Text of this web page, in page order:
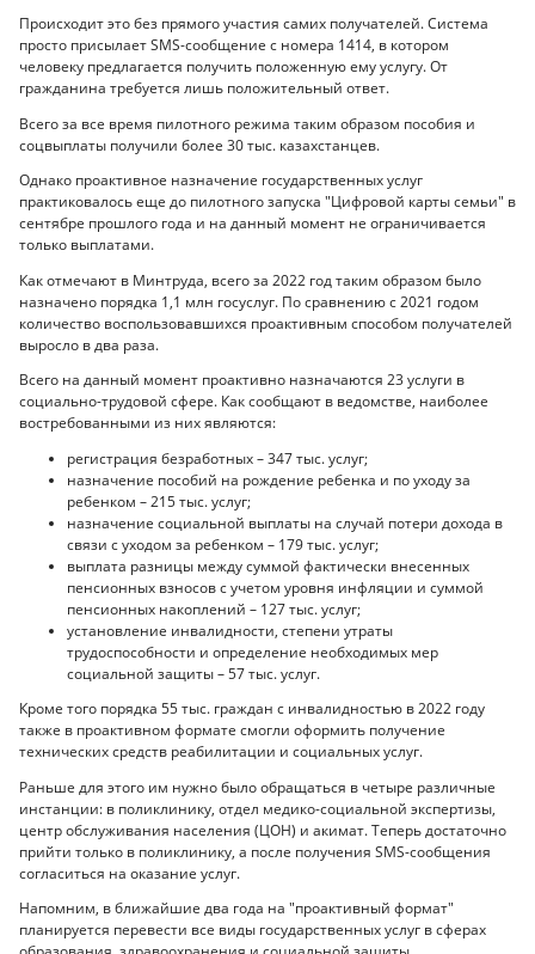
Происходит это без прямого участия самих получателей. Система
просто присылает SMS-сообщение с номера 1414, в котором
человеку предлагается получить положенную ему услугу. От
гражданина требуется лишь положительный ответ.
Всего за все время пилотного режима таким образом пособия и
соцвыплаты получили более 30 тыс. казахстанцев.
Однако проактивное назначение государственных услуг
практиковалось еще до пилотного запуска "Цифровой карты семьи" в
сентябре прошлого года и на данный момент не ограничивается
только выплатами.
Как отмечают в Минтруда, всего за 2022 год таким образом было
назначено порядка 1,1 млн госуслуг. По сравнению с 2021 годом
количество воспользовавшихся проактивным способом получателей
выросло в два раза.
Всего на данный момент проактивно назначаются 23 услуги в
социально-трудовой сфере. Как сообщают в ведомстве, наиболее
востребованными из них являются:
регистрация безработных – 347 тыс. услуг;
назначение пособий на рождение ребенка и по уходу за
ребенком – 215 тыс. услуг;
назначение социальной выплаты на случай потери дохода в
связи с уходом за ребенком – 179 тыс. услуг;
выплата разницы между суммой фактически внесенных
пенсионных взносов с учетом уровня инфляции и суммой
пенсионных накоплений – 127 тыс. услуг;
установление инвалидности, степени утраты
трудоспособности и определение необходимых мер
социальной защиты – 57 тыс. услуг.
Кроме того порядка 55 тыс. граждан с инвалидностью в 2022 году
также в проактивном формате смогли оформить получение
технических средств реабилитации и социальных услуг.
Раньше для этого им нужно было обращаться в четыре различные
инстанции: в поликлинику, отдел медико-социальной экспертизы,
центр обслуживания населения (ЦОН) и акимат. Теперь достаточно
прийти только в поликлинику, а после получения SMS-сообщения
согласиться на оказание услуг.
Напомним, в ближайшие два года на "проактивный формат"
планируется перевести все виды государственных услуг в сферах